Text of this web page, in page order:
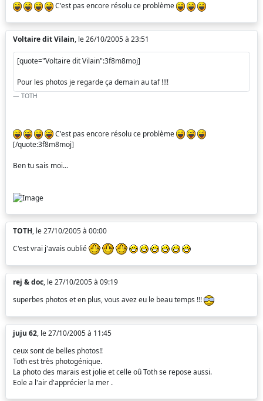
C'est pas encore résolu ce problème
Voltaire dit Vilain, le 26/10/2005 à 23:51
[quote="Voltaire dit Vilain":3f8m8moj]
Pour les photos je regarde ça demain au taf !!!!
TOTH
C'est pas encore résolu ce problème
[/quote:3f8m8moj]
Ben tu sais moi...
TOTH, le 27/10/2005 à 00:00
C'est vrai j'avais oublié
rej & doc, le 27/10/2005 à 09:19
superbes photos et en plus, vous avez eu le beau temps !!!
juju 62, le 27/10/2005 à 11:45
ceux sont de belles photos!!
Toth est très photogénique.
La photo des marais est jolie et celle oû Toth se repose aussi.
Eole a l'air d'apprécier la mer .